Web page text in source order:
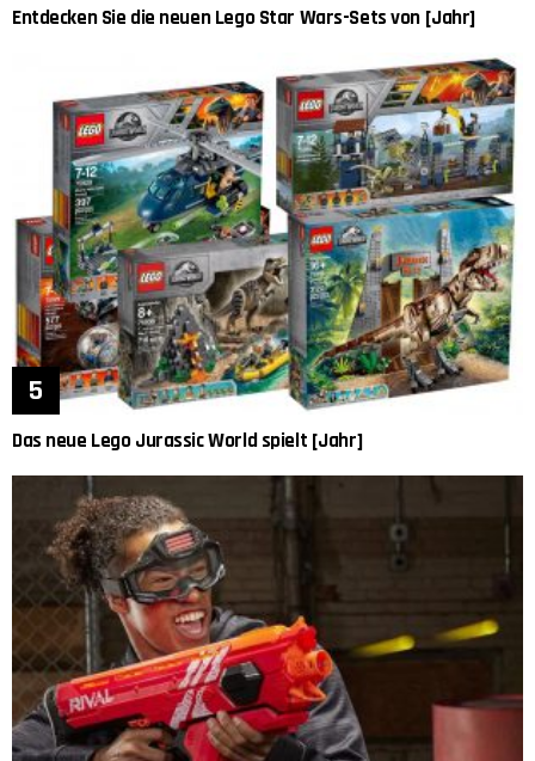
Entdecken Sie die neuen Lego Star Wars-Sets von [Jahr]
Das neue Lego Jurassic World spielt [Jahr]